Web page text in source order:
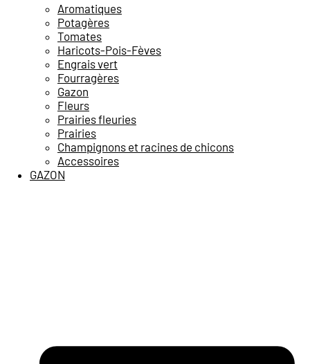
Aromatiques
Potagères
Tomates
Haricots-Pois-Fèves
Engrais vert
Fourragères
Gazon
Fleurs
Prairies fleuries
Prairies
Champignons et racines de chicons
Accessoires
GAZON